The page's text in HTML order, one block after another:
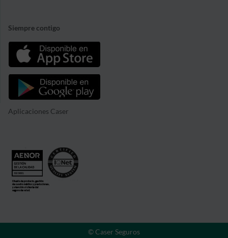
Siempre contigo
Aplicaciones Caser
© Caser Seguros